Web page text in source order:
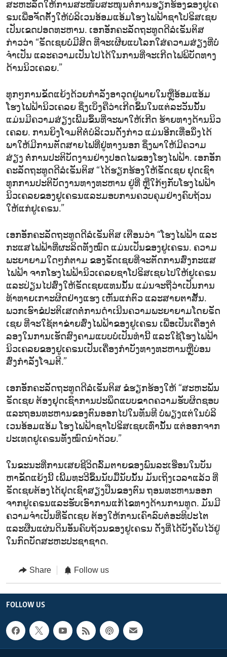
ສະ​ຫະ​ລັດ​ໃຫ້​ການ​ສະ​ໜັບ​ສະ​ໜຸນ​ຕໍ່​ການ​ຮຽກ​ຮ້ອງ​ຂອງ​ຢູ​ເຄ​
ຣນ​ເພື່ອ​ຈັດ​ຕັ້ງ​ໃຫ້​ບໍ​ລິ​ເວນ​ອ້ອມ​ແອ້ມ​ໂຮງ​ໄຟ​ຟ້າ​ຊາ​ໂປ​ຣິ​ສ​ເຊຍ​
ເປັນ​ເຂດ​ປອດ​ທະ​ຫານ. ເອກ​ອັກ​ຄະ​ລັດ​ຖະ​ທູດ​ດີ​ລໍ​ເຣັນ​ຕິ​ສ
ກ່າວ​ວ່າ “ຣັດ​ເຊຍ​ບໍ່​ມີ​ສິດ ທີ່​ຈະ​ເຜີຍ​ແບ​ໂລກ​ໃສ່​ຄວາມ​ສ່ຽງ​ທີ່​ບໍ່​
ຈຳ​ເປັນ ແລະ​ຄວາມ​ເປັນ​ໄປ​ໄດ້​ໃນ​ການ​ທີ່​ຈະ​ເກີດ​ໄຟ​ພິ​ບັດ​ທາງ​
ດ້ານ​ນິວ​ເຄ​ລຍ.”
ທຸກໆ​ການ​ຂັດ​ແຍ້ງ​ດ້ວຍ​ກຳ​ລັງ​ອາ​ວຸດຢູ່​ພາຍ​ໃນ​ຫຼື​ອ້ອມ​ແອ້ມ​
ໂຮງ​ໄຟ​ຟ້າ​ນິວ​ເຄ​ລຍ ຊຶ່ງ​ເບິ່ງ​ຄື​ວ່າ​ເກີດ​ຂຶ້ນ​ໃນ​ແຕ່​ລະ​ວັນ​ນັ້ນ
ແມ່ນ​ມີ​ຄວາມ​ສ່ຽງ​ເພີ້ມ​ຂຶ້ນ​ທີ່​ຈະ​ພາ​ໃຫ້​ເກີດ ຮ້າຍ​ທາງ​ດ້ານ​ນິວ​
ເຄ​ລຍ. ການ​ຍິງ​ໂຈມ​ຕີ​ຕໍ່​ບໍ​ລິ​ເວນ​ດັ່ງ​ກ່າວ ແມ່ນ​ອີກ​ເທື່ອ​ນຶ່ງ​ໄດ້
ພາ​ໃຫ້​ມີ​ການຕັດ​ສາ​ຍ​ໄຟ​ທີ່​ຢູ່​ທາງນອກ ຊຶ່ງ​ພາ​ໃຫ້​ມີ​ຄວາມ​
ສ່ຽງ ​ຕໍ່​ການ​ປະ​ຕິ​ບັດ​ງານ​ຢ່າງ​ປອດ​ໄພ​ຂອງ​ໂຮງ​ໄຟ​ຟ້າ. ເອກ​ອັກ​
ຄະ​ລັດ​ຖະ​ທູດດີ​ລໍ​ເຣັນ​ຕິ​ສ “ໄດ້​ຮຽກ​ຮ້ອງ​ໃຫ້​ຣັດ​ເຊຍ ຢຸດ​ເຊົາ​
ທຸກ​ການ​ປະ​ຕິ​ບັດ​ງານ​ທາງ​ທະ​ຫານ ຢູ່​ທີ່ ຫຼື​ໃກ້ໆ​ກັບ​ໂຮງ​ໄຟ​ຟ້າ​
ນິວ​ເຄ​ລຍ​ຂອງ​ຢູ​ເຄ​ຣນແລະ​ມອບ​ການ​ຄວບ​ຄຸມ​ຢ່າງຄົບ​ຖ້ວນ​
ໃຫ້​ແກ່​ຢູ​ເຄ​ຣນ.”
ເອກ​ອັກ​ຄະ​ລັດ​ຖະ​ທູດ​ດີ​ລໍ​ເຣັນ​ຕິ​ສ ເຕືອນ​ວ່າ “ໂຮງ​ໄຟ​ຟ້າ ແລະ​
ກະ​ແສ​ໄຟ​ຟ້າ​ທີ່​ຜະ​ລິດ​ທັງ​ໝົດ ​ແມ່ນ​ເປັນ​ຂອງ​ຢູ​ເຄ​ຣນ. ຄວາມ​
ພະ​ຍາ​ຍາມ​ໃດໆ​ກໍ​ຕາມ ​ຂອງ​ຣັດ​ເຊຍທີ່​ຈະ​ຕັດ​ການ​ສົ່ງ​ກະ​ແສ​
ໄຟ​ຟ້າ​ ຈາກ​ໂຮງ​ໄຟ​ຟ້າ​ນິວ​ເຄ​ລຍ​ຊາ​ໂປ​ຣິ​ສ​ເຊຍ​ໄປ​ໃຫ້​ຢູ​ເຄ​ຣນ
ແລະ​ປ່ຽນ​ໄປ​ສົ່ງ​ໃຫ້​ຣັດ​ເຊຍ​ແທນນັ້ນ ແມ່ນ​ຈະ​ຖື​ວ່າ​ເປັນ​ການ​
ທ້າ​ທາຍເກາະ​ຜິດ​ຢ່າງ​ແຮງ ເຫັນ​ແກ່​ຕົວ ແລະ​ສາຍ​ຕາ​ສັ້ນ.
ພວກ​ເຮົາ​ຂໍ​ປະ​ຕິ​ເສດ​ຕໍ່​ການ​ດຳ​ເນີນ​ຄວາມ​ພະ​ຍາ​ຍາມ​ໂດຍ​ຣັດ​
ເຊຍ ທີ່​ຈະ​ໃຊ້​ຕ​າ​ຂ່າຍ​ສົ່ງ​ໄຟ​ຟ້າ​ຂອງ​ຢູ​ເຄ​ຣນ ເພື່ອ​ເປັນ​ເຄື່ອງ​ຕໍ່​
ລອງ​ໃນ​ການ​ເຮັດ​ສົງ​ຄາມ​ແບບ​ບໍ່​ເປັນ​ທຳ​ນີ້ ແລະ​ໃຊ້​ໂຮງ​ໄຟ​ຟ້າ​
ນິວ​ເຄ​ລຍ​ຂອງ​ຢູ​ເຄ​ຣນ​ເປັນ​ເຄື່ອງ​ກຳ​ບັງ​ທາງ​ທະ​ຫານ​ຫຼື​ບ່ອນ​
ສົ່ງ​ກຳ​ລັງ​ໂຈມ​ຕີ.”
ເອກ​ອັກ​ຄະ​ລັດ​ຖະ​ທູດ​ດີ​ລໍ​ເຣັນ​ຕິ​ສ ຂໍ​ຮຽກ​ຮ້ອງໃຫ້ “​ສະ​ຫະ​ພັນ​
ຣັດ​ເຊຍ ຕ້ອງ​ຢຸດ​ເຊົາ​ການ​ປະ​ພຶດ​ແບບ​ຂາດ​ຄວາມ​ຮັບ​ຜິດ​ຊອບ
ແລະ​ຖອນ​ທະ​ຫານ​ຂອງ​ຕົນ​ອອກ​ໄປ​ໃນ​ທັນ​ທີ ບໍ່​ພຽງ​ແຕ່​ໃນ​ບໍ​ລິ​
ເວນ​ອ້ອມ​ແອ້ມ​ ໂຮງ​ໄຟ​ຟ້າ​ຊາ​ໂປ​ຣິ​ສ​ເຊຍ​ເທົ່າ​ນັ້ນ ແຕ່​ອອກ​ຈາກ​
ປະ​ເທດ​ຢູ​ເຄ​ຣນ​ທັງ​ໝົດ​ນຳ​ດ້ວຍ.”
ໃນ​ຂະ​ນະ​ທີ່​ການ​ເສຍ​ຊີ​ວິດ​ລົ້ມ​ຕາຍ​ຂອງ​ພົນ​ລະ​ເຮືອນ​ໃນ​ບັນ​
ຫາ​ຂັດ​ແຍ້ງນີ້​ ເພີ້ມ​ທະ​ວີ​ຂຶ້ນ​ນັບ​ມື້​ນັບນັ້ນ ມັນ​ເຖິງ​ເວ​ລາ​ແລ້ວ ​ທີ່​
ຣັດ​ເຊຍຕ້ອງ​ໄດ້​ຢຸ​ດ​ເຊົາ​ສຽງ​ປືນ​ຂອງ​ຕົນ​ ຖອນ​ທະ​ຫານ​ອອກ​
ຈາກ​ຢູ​ເຄ​ຣນແລະ​ຮັບ​ເອົາ​ການ​ແກ້​ໄຂ​ທາງດ້ານ​ການ​ທູດ. ມັນ​ມີ​
ຄວາມ​ຈຳ​ເປັນ​ທີ່​ຣັດ​ເຊຍ​ ຕ້ອງ​ໃຫ້​ການ​ເຄົາ​ລົບ​ຕໍ່​ອະ​ທິ​ປະ​ໄຕ​
ແລະ​ຜືນ​ແຜ່ນ​ດິນ​ອັນ​ຄົບ​ຖ້ວນ​ຂອງ​ຢູ​ເຄ​ຣນ ດັ່ງ​ທີ່​ໄດ້​ບັງ​ຄັບ​ໄວ້​ຢູ່​
ໃນ​ກົດ​ບັດ​ສະ​ຫະ​ປະ​ຊາ​ຊາດ.
Share Follow us
FOLLOW US